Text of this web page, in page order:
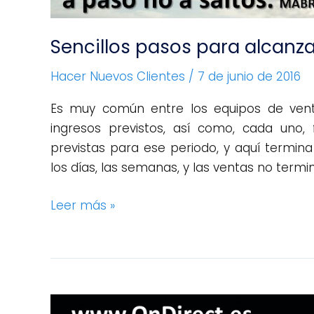
Sencillos pasos para
Hacer Nuevos Clientes / 7 de junio de 2016
Es muy común entre los equipos de
ingresos previstos, así como, cada
previstas para ese periodo, y aquí
los días, las semanas, y las ventas no
Leer más »